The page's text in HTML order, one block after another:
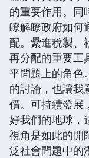
的重要作用。同
瞭解瞭政府如何
配。纍進稅製、
再分配的重要工
平問題上的角色
的討論，也讓我
價。可持續發展
好我們的地球，
視角是如此的開
泛社會問題中的